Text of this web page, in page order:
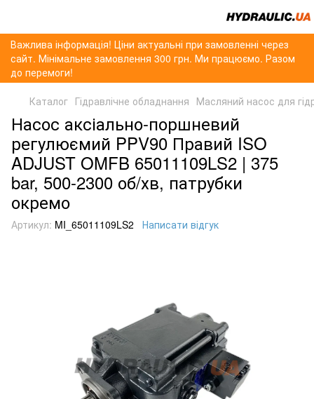
Важлива інформація! Ціни актуальні при замовленні через
сайт. Мінімальне замовлення 300 грн. Ми працюємо. Разом
до перемоги!
Каталог Гідравлічне обладнання Масляний насос для
Насос аксіально-поршневий
регулюємий PPV90 Правий ISO
ADJUST OMFB 65011109LS2 | 375
bar, 500-2300 об/хв, патрубки
окремо
Артикул: MI_65011109LS2 Написати відгук